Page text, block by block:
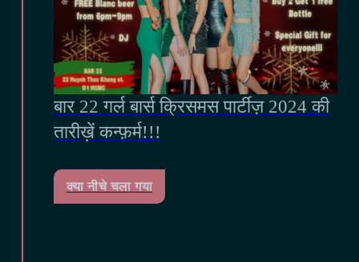
बार 22 गर्ल बार्स क्रिसमस पार्टीज़ 2024 की
तारीख़ें कन्फ़र्म!!!
क्या नीचे चला गया